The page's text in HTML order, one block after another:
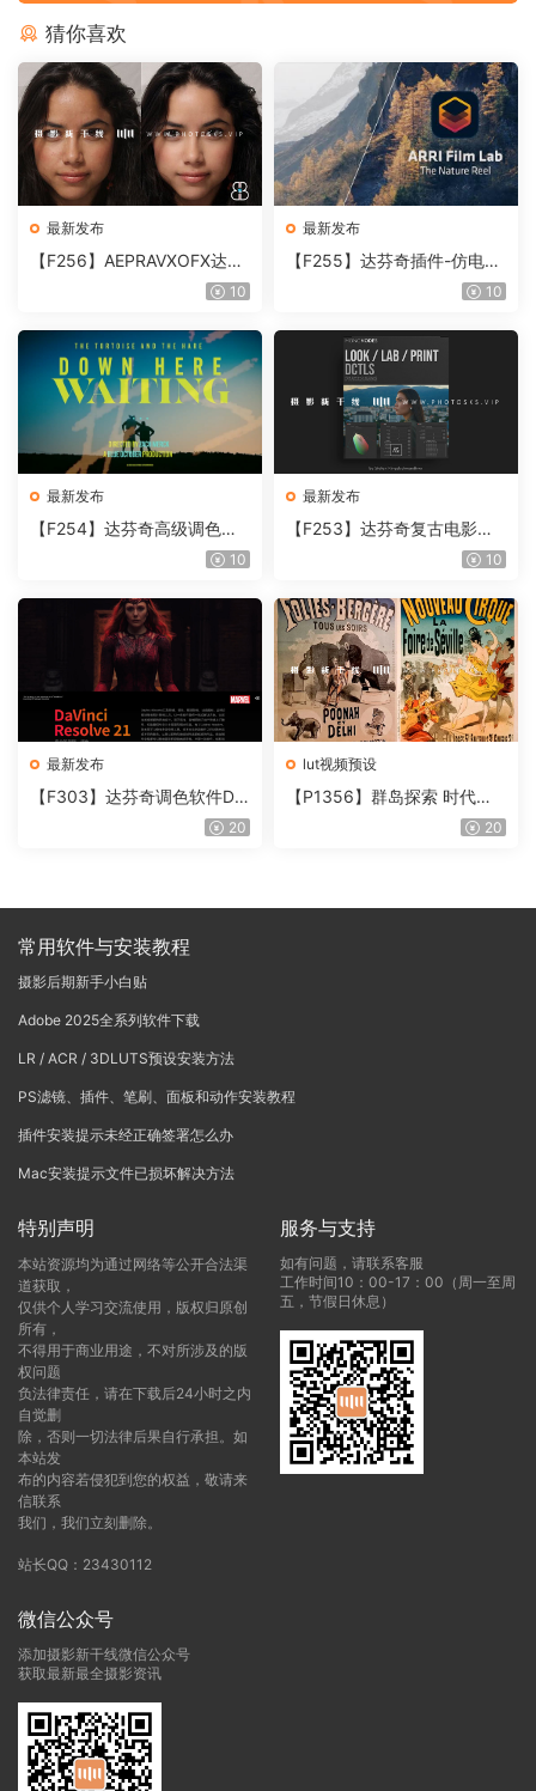
猜你喜欢
最新发布
【F256】AEPRAVXOFX达芬
奇视频人像磨皮润肤美颜插件
10
最新发布
【F255】达芬奇插件-仿电影
胶片视频调色插件 ARRI Film
10
最新发布
【F254】达芬奇高级调色插
件 Contour V2.2.2 WinMac10
最新发布
【F253】达芬奇复古电影胶
片质感DCTL节点调色预设 M
T V4.0
10
最新发布
【F303】达芬奇调色软件Da
Vinci Resolve Studio21.0.320
lut视频预设
【P1356】群岛探索 时代马
戏团 – QUEST 60 调色预设A
20
常用软件与安装教程
摄影后期新手小白贴
Adobe 2025全系列软件下载
LR / ACR / 3DLUTS预设安装方法
PS滤镜、插件、笔刷、面板和动作安装教程
插件安装提示未经正确签署怎么办
Mac安装提示文件已损坏解决方法
特别声明
本站资源均为通过网络等公开合法渠
道获取，
仅供个人学习交流使用，版权归原创
所有，
不得用于商业用途，不对所涉及的版
权问题
负法律责任，请在下载后24小时之内
自觉删
除，否则一切法律后果自行承担。如
本站发
布的内容若侵犯到您的权益，敬请来
信联系
我们，我们立刻删除。
站长QQ：23430112
服务与支持
如有问题，请联系客服
工作时间10：00-17：00（周一至周
五，节假日休息）
微信公众号
添加摄影新干线微信公众号
获取最新最全摄影资讯